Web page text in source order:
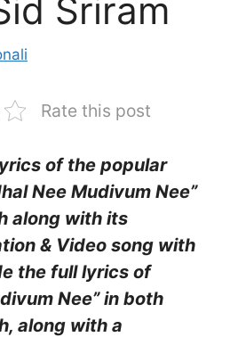
Sriram
Rate this post
of the popular
Nee Mudivum Nee”
along with its
& Video song with
the full lyrics of
Nee” in both
along with a